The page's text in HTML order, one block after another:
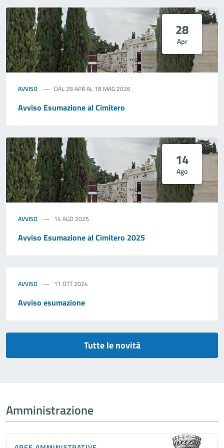
28
Apr
AVVISO DAL 28 APR AL 18 MAG 2026
Avviso Esumazione al Cimitero
14
Ago
AVVISO 14 AGO 2025
Avviso Esumazione al Cimitero 2025
AVVISO 11 OTT 2024
Avviso esumazione
Tutte le novità
Amministrazione